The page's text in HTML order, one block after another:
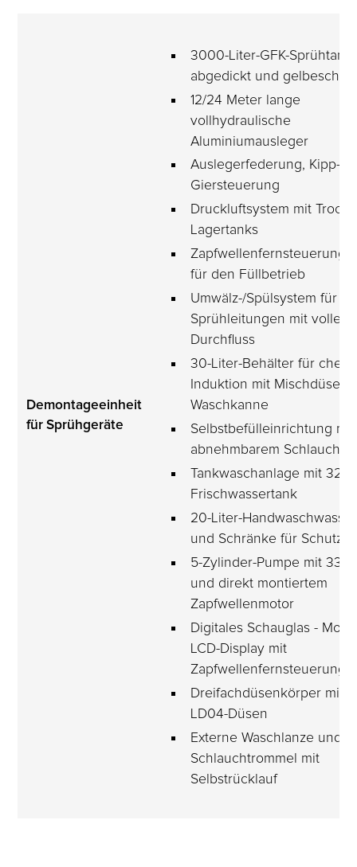
Demontageeinheit
für Sprühgeräte
3000-Liter-GFK-
abgedickt und
12/24 Meter lange
vollhydraulische
Aluminiumausleger
Auslegerfederung, Kipp-
Giersteuerung
Druckluftsystem mit
Lagertanks
Zapfwellenfernsteuerung/
für den Füllbetrieb
Umwälz-/Spülsystem für
Sprühleitungen mit vollem
Durchfluss
30-Liter-Behälter für
Induktion mit Mischdüse
Waschkanne
Selbstbefülleinrichtung
abnehmbarem Schlauch
Tankwaschanlage mit
Frischwassertank
20-Liter-
und Schränke für
5-Zylinder-Pumpe mit 335
und direkt montiertem
Zapfwellenmotor
Digitales Schauglas -
LCD-Display mit
Zapfwellenfernsteuerung
Dreifachdüsenkörper mit 1
LD04-Düsen
Externe Waschlanze und
Schlauchtrommel mit
Selbstrücklauf